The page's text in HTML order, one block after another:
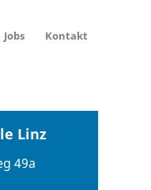
Jobs Kontakt
Linz
49a